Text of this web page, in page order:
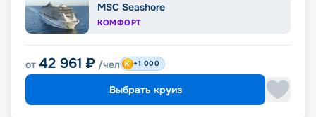
MSC Seashore
КОМФОРТ
от 42 961 ₽ /чел +1 000
Выбрать круиз